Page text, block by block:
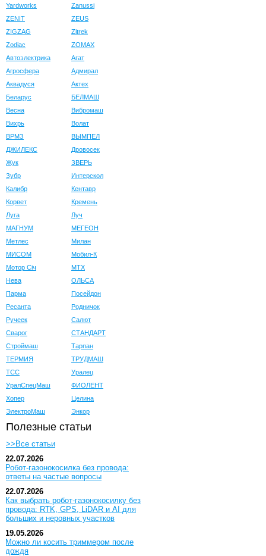
Yardworks
Zanussi
ZENIT
ZEUS
ZIGZAG
Zitrek
Zodiac
ZOMAX
Автоэлектрика
Агат
Агросфера
Адмирал
Аквадуся
Актех
Беларус
БЕЛМАШ
Весна
Вибромаш
Вихрь
Волат
ВРМЗ
ВЫМПЕЛ
ДЖИЛЕКС
Дровосек
Жук
ЗВЕРЬ
Зубр
Интерскол
Калибр
Кентавр
Корвет
Кремень
Луга
Луч
МАГНУМ
МЕГЕОН
Метлес
Милан
МИСОМ
Мобил-К
Мотор Сiч
МТХ
Нева
ОЛЬСА
Парма
Посейдон
Ресанта
Родничок
Ручеек
Салют
Сварог
СТАНДАРТ
Строймаш
Тарпан
ТЕРМИЯ
ТРУДМАШ
ТСС
Уралец
УралСпецМаш
ФИОЛЕНТ
Хопер
Целина
ЭлектроМаш
Энкор
Полезные статьи
>>Все статьи
22.07.2026
Робот-газонокосилка без провода:
ответы на частые вопросы
22.07.2026
Как выбрать робот-газонокосилку без
провода: RTK, GPS, LiDAR и AI для
больших и неровных участков
19.05.2026
Можно ли косить триммером после
дождя